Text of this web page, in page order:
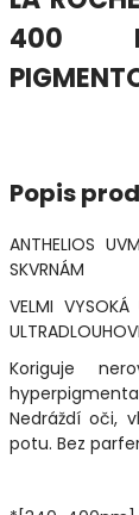
400
Popis
ANTHELIOS
SKVRNÁM
VELMI VYSOKÁ
Koriguje
Nedráždí oči,
potu. Bez